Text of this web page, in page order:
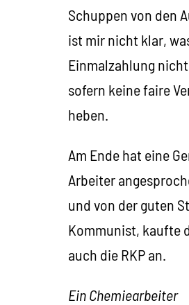
Schuppen von den
ist mir nicht klar,
Einmalzahlung
sofern keine faire
heben.
Am Ende hat eine
Arbeiter
und von der guten
Kommunist, kaufte
auch die RKP an.
Ein Chemiearbeiter